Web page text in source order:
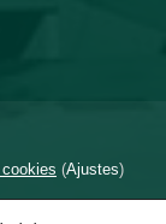
(Ajustes)